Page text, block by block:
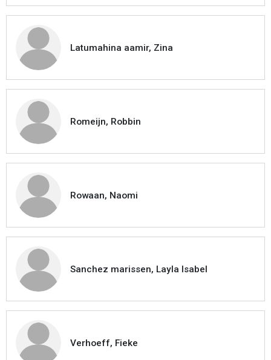
Latumahina aamir, Zina
Romeijn, Robbin
Rowaan, Naomi
Sanchez marissen, Layla Isabel
Verhoeff, Fieke